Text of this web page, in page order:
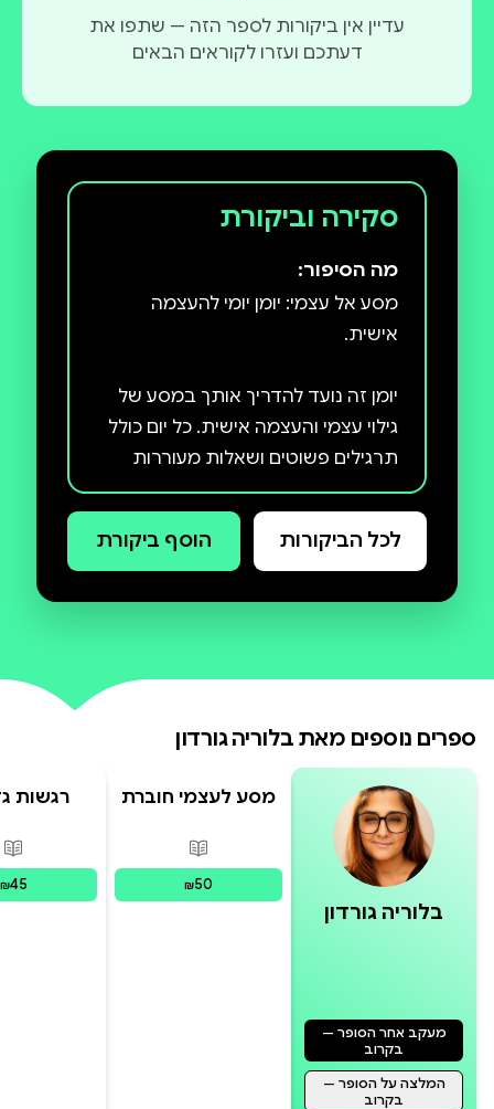
עדיין אין ביקורות לספר הזה — שתפו את
דעתכם ועזרו לקוראים הבאים
סקירה וביקורת
מה הסיפור:
מסע אל עצמי: יומן יומי להעצמה
יומן זה נועד להדריך אותך במסע של
גילוי עצמי והעצמה אישית. כל יום כולל
תרגילים פשוטים ושאלות מעוררות
מחשבה שיסייעו לך להתמקד
במטרותיך, להתחבר לרגשותיך ולפתח
תובנות חדשות על עצמך. היומן עוסק
שינויים חיוביים בחייך ולהשיג תחושת
לכל הביקורות הוסף ביקורת
ספרים נוספים מאת בלוריה גורדון
בלוריה גורדון
מעקב אחר הסופר —
בקרוב
המלצה על הסופר —
בקרוב
מסע לעצמי חוברת
פורמטים זמינים
מודפס
₪50
רגשות
₪45